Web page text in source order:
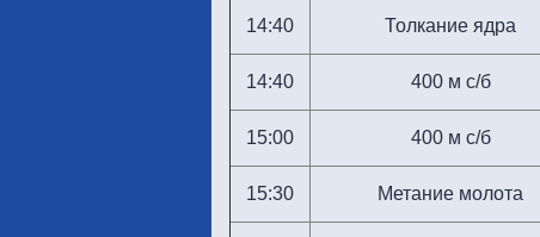
14:40 Толкание ядра
14:40 400 м с/б
15:00 400 м с/б
15:30 Метание молота